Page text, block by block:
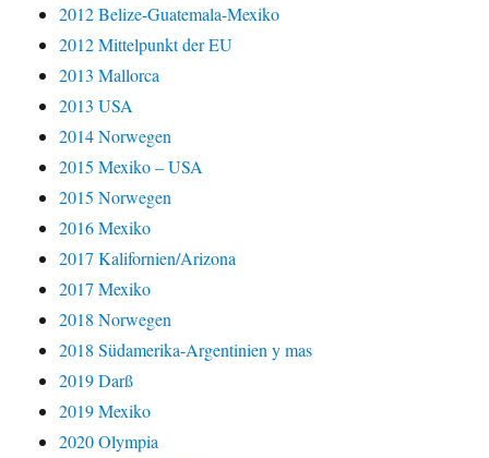
2012 Belize-Guatemala-Mexiko
2012 Mittelpunkt der EU
2013 Mallorca
2013 USA
2014 Norwegen
2015 Mexiko – USA
2015 Norwegen
2016 Mexiko
2017 Kalifornien/Arizona
2017 Mexiko
2018 Norwegen
2018 Südamerika-Argentinien y mas
2019 Darß
2019 Mexiko
2020 Olympia